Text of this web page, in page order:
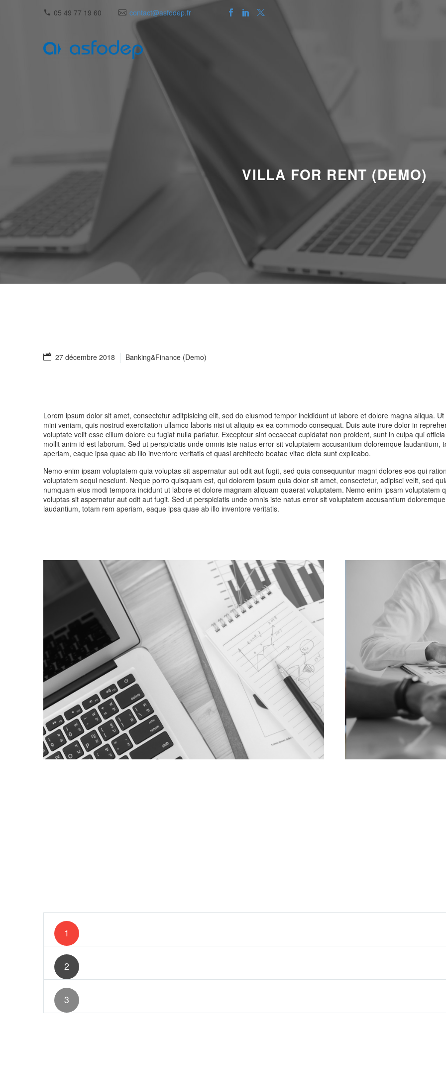
05 49 77 19 60 contact@asfodep.fr
VILLA FOR RENT (DEMO)
27 décembre 2018 Banking&Finance (Demo)
Lorem ipsum dolor sit amet, consectetur aditpisicing elit, sed do eiusmod tempor incididunt ut labore et dolore magna aliqua. Ut
mini veniam, quis nostrud exercitation ullamco laboris nisi ut aliquip ex ea commodo consequat. Duis aute irure dolor in
voluptate velit esse cillum dolore eu fugiat nulla pariatur. Excepteur sint occaecat cupidatat non proident, sunt in culpa qui
mollit anim id est laborum. Sed ut perspiciatis unde omnis iste natus error sit voluptatem accusantium doloremque laudantium,
aperiam, eaque ipsa quae ab illo inventore veritatis et quasi architecto beatae vitae dicta sunt explicabo.
Nemo enim ipsam voluptatem quia voluptas sit aspernatur aut odit aut fugit, sed quia consequuntur magni dolores eos qui
voluptatem sequi nesciunt. Neque porro quisquam est, qui dolorem ipsum quia dolor sit amet, consectetur, adipisci velit, sed
numquam eius modi tempora incidunt ut labore et dolore magnam aliquam quaerat voluptatem. Nemo enim ipsam voluptatem
voluptas sit aspernatur aut odit aut fugit. Sed ut perspiciatis unde omnis iste natus error sit voluptatem accusantium doloremque
laudantium, totam rem aperiam, eaque ipsa quae ab illo inventore veritatis.
1
2
3